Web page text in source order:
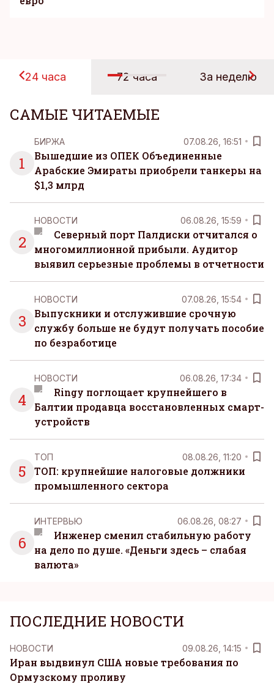
24 часа 72 часа За неделю
САМЫЕ ЧИТАЕМЫЕ
1
БИРЖА 07.08.26, 16:51
Вышедшие из ОПЕК Объединенные
Арабские Эмираты приобрели танкеры на
$1,3 млрд
2
НОВОСТИ 06.08.26, 15:59
Северный порт Палдиски отчитался о
многомиллионной прибыли. Аудитор
выявил серьезные проблемы в отчетности
3
НОВОСТИ 07.08.26, 15:54
Выпускники и отслужившие срочную
службу больше не будут получать пособие
по безработице
4
НОВОСТИ 06.08.26, 17:34
Ringy поглощает крупнейшего в
Балтии продавца восстановленных смарт-
устройств
5
ТОП 08.08.26, 11:20
ТОП: крупнейшие налоговые должники
промышленного сектора
6
ИНТЕРВЬЮ 06.08.26, 08:27
Инженер сменил стабильную работу
на дело по душе. «Деньги здесь – слабая
валюта»
ПОСЛЕДНИЕ НОВОСТИ
НОВОСТИ 09.08.26, 14:15
Иран выдвинул США новые требования по
Ормузскому проливу